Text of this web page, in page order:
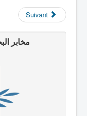
Suivant
مخابر